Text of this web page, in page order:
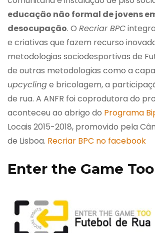
educação não formal de jovens
desocupação. O Recriar BPC
e criativas que fazem recurso
metodologias sociodesportivas de
de outras metodologias como a
upcyclinge bricolagem, a
de rua. A ANFR foi coprodutora do
aconteceu ao abrigo do Programa
Locais 2015-2018, promovido pela
de Lisboa. Recriar BPC no facebook
Enter the Game Too